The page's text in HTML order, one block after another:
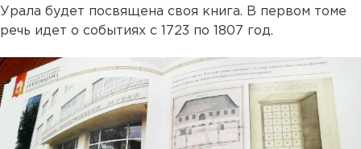
Урала будет посвящена своя книга. В первом томе
речь идет о событиях с 1723 по 1807 год.